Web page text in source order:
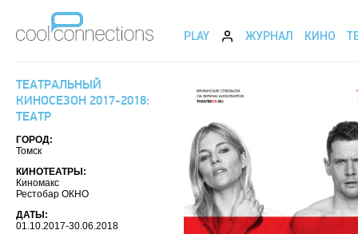
PLAY ЖУРНАЛ КИНО
ТЕАТРАЛЬНЫЙ
КИНОСЕЗОН 2017-2018:
ТЕАТР
ГОРОД:
Томск
КИНОТЕАТРЫ:
Киномакс
Рестобар ОКНО
ДАТЫ:
01.10.2017-30.06.2018